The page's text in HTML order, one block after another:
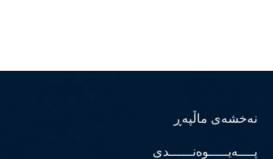
نەخشەی ماڵپەڕ
پــــەیـــــوەنــــــدی